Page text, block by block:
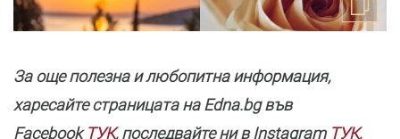
За още полезнa и любопитна информация,
харесайте страницата нa Edna.bg във
FacebookТУК, последвайте ни в Instagram ТУК,